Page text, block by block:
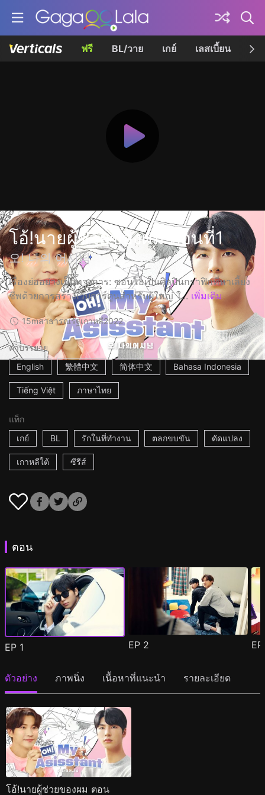
ฟรี BL/วาย เกย์ เลสเบี้ยน เค
โอ้!นายผู้ช่วยของผม ตอนที่1
오! 나의 어시님
เรื่องย่ออย่างเป็นทางการ: ซอนโฮเป็นศิลปินกราฟิกที่หาเลี้ยง
ชีพด้วยการสร้างเว็บการ์ตูนสำหรับผู้ใหญ่ ใ... เพิ่มเติม
15mสาธารณรัฐเกาหลี2022
คำบรรยาย
English
繁體中文 简体中文 Bahasa Indonesia
Tiếng Việt ภาษาไทย
แท็ก
เกย์
BL รักในที่ทำงาน ตลกขบขัน ดัดแปลง
เกาหลีใต้ ซีรีส์
ตอน
EP 1 EP 2
ตัวอย่าง ภาพนิ่ง เนื้อหาที่แนะนำ รายละเอียด
โอ้!นายผู้ช่วยของผม ตอน